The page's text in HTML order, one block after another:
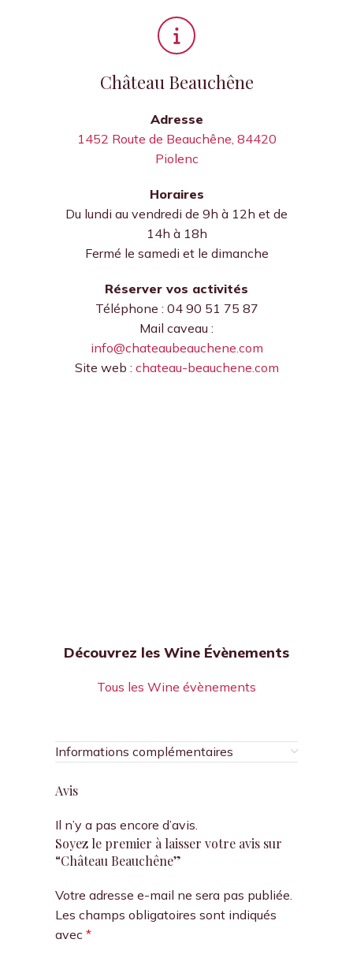
Château Beauchêne
Adresse
1452 Route de Beauchêne, 84420
Piolenc
Horaires
Du lundi au vendredi de 9h à 12h et de
14h à 18h
Fermé le samedi et le dimanche
Réserver vos activités
Téléphone : 04 90 51 75 87
Mail caveau :
info@chateaubeauchene.com
Site web : chateau-beauchene.com
Découvrez les Wine Évènements
Tous les Wine évènements
Informations complémentaires
Avis
Il n’y a pas encore d’avis.
Soyez le premier à laisser votre avis sur
“Château Beauchêne”
Votre adresse e-mail ne sera pas publiée.
Les champs obligatoires sont indiqués
avec *